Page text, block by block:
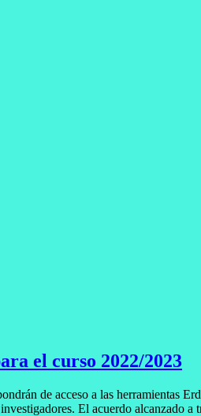
el curso 2022/2023
de acceso a las herramientas
El acuerdo alcanzado